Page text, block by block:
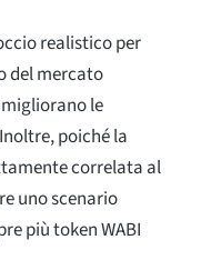
realistico per
del mercato
le
poiché la
correlata al
uno scenario
più token WABI